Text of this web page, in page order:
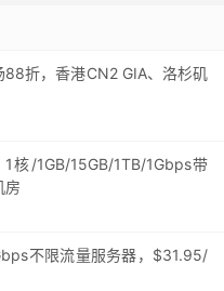
折，香港CN2 GIA、洛杉矶
核/1GB/15GB/1TB/1Gbps带
房
不限流量服务器，$31.95/